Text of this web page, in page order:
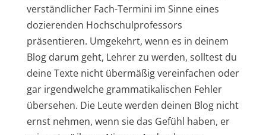
verständlicher Fach-Termini im Sinne eines
dozierenden Hochschulprofessors
präsentieren. Umgekehrt, wenn es in deinem
Blog darum geht, Lehrer zu werden, solltest du
deine Texte nicht übermäßig vereinfachen oder
gar irgendwelche grammatikalischen Fehler
übersehen. Die Leute werden deinen Blog nicht
ernst nehmen, wenn sie das Gefühl haben, er